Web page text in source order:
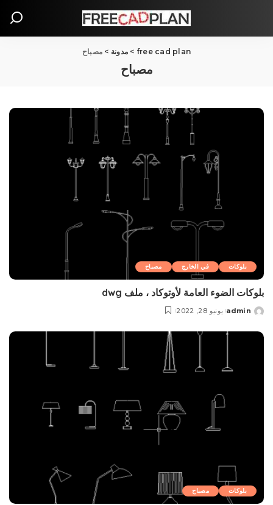
free cad plan
> مدونة > مصباح
مصباح
بلوکات في الخارج مصباح
بلوکات الضوء العامة لأوتوكاد ، ملف dwg
Posted
admin يونيو 28, 2022
بلوکات مصباح